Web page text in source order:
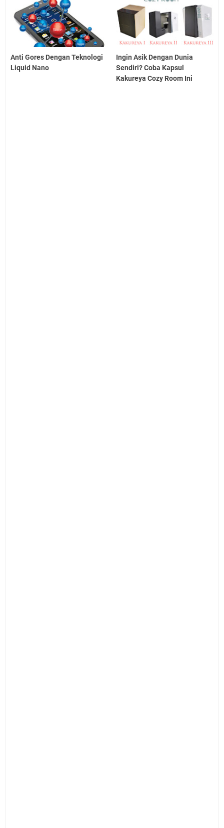
Anti Gores Dengan Teknologi
Liquid Nano
Ingin Asik Dengan Dunia
Sendiri? Coba Kapsul
Kakureya Cozy Room Ini